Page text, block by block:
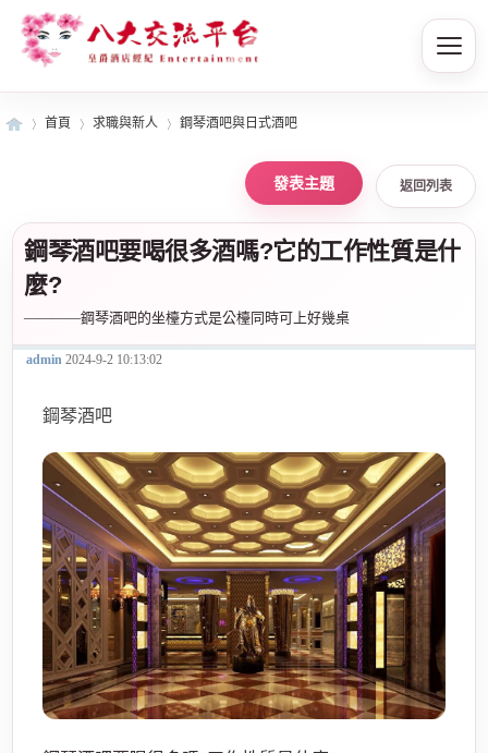
首頁 求職與新人 鋼琴酒吧與日式酒吧
返回列表
鋼琴酒吧要喝很多酒嗎?它的工作性質是什
麼?
————鋼琴酒吧的坐檯方式是公檯同時可上好幾桌
admin 2024-9-2 10:13:02
鋼琴酒吧